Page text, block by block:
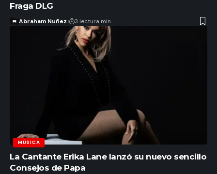
Fraga DLG
Abraham Nuñez 3 lectura min.
MÚSICA
La Cantante Erika Lane lanzó su nuevo sencillo
Consejos de Papa